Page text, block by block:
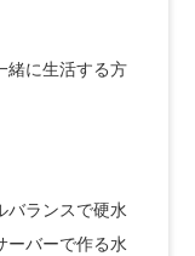
緒に生活する方
バランスで硬水
ーバーで作る水